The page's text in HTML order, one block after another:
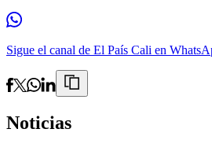
Sigue el canal de El País Cali en
Noticias